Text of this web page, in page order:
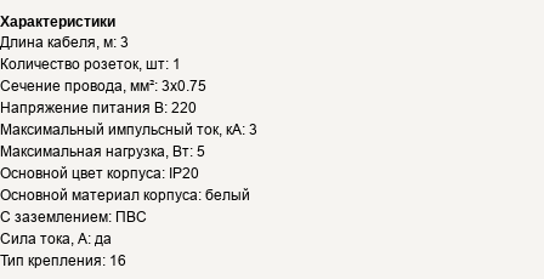
Характеристики
Длина кабеля, м: 3
Количество розеток, шт: 1
Сечение провода, мм²: 3х0.75
Напряжение питания В: 220
Максимальный импульсный ток, кА: 3
Максимальная нагрузка, Вт: 5
Основной цвет корпуса: IP20
Основной материал корпуса: белый
С заземлением: ПВС
Сила тока, А: да
Тип крепления: 16